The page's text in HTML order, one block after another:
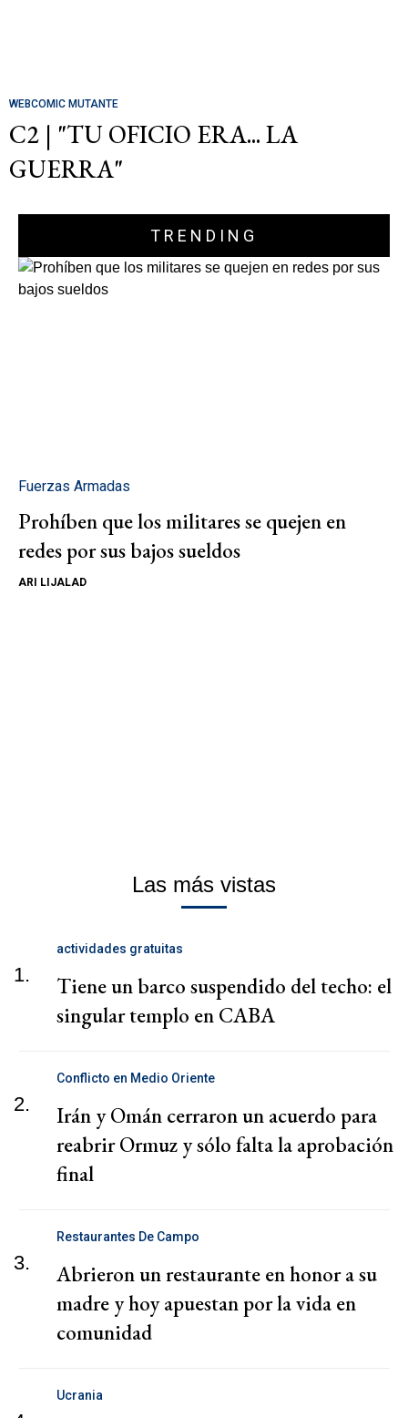
WEBCOMIC MUTANTE
C2 | "TU OFICIO ERA... LA
GUERRA"
TRENDING
Fuerzas Armadas
Prohíben que los militares se quejen en
redes por sus bajos sueldos
ARI LIJALAD
Las más vistas
1.
actividades gratuitas
Tiene un barco suspendido del techo: el
singular templo en CABA
2.
Conflicto en Medio Oriente
Irán y Omán cerraron un acuerdo para
reabrir Ormuz y sólo falta la aprobación
final
3.
Restaurantes De Campo
Abrieron un restaurante en honor a su
madre y hoy apuestan por la vida en
comunidad
Ucrania